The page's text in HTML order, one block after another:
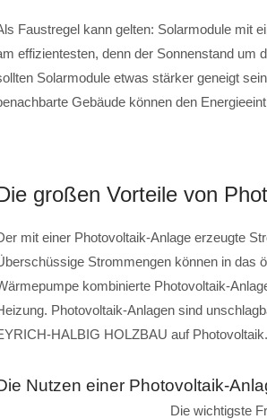
Faustregel kann gelten: Solarmodule mit
effizientesten, denn der Sonnenstand um
Solarmodule etwas stärker geneigt
Gebäude können den
großen Vorteile von
mit einer Photovoltaik-Anlage erzeugte
Strommengen können in das
kombinierte Photovoltaik-
Photovoltaik-Anlagen sind
HALBIG HOLZBAU auf Photovoltaik.
Nutzen einer Photovoltaik-
Die wichtigste